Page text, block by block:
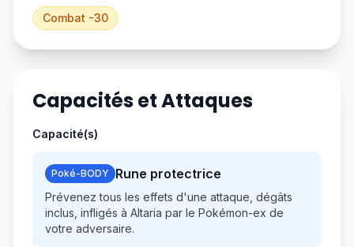
Combat -30
Capacités et Attaques
Capacité(s)
Poké-BODY Rune protectrice
Prévenez tous les effets d'une attaque, dégâts
inclus, infligés à Altaria par le Pokémon-ex de
votre adversaire.